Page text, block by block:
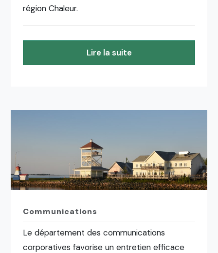
région Chaleur.
Lire la suite
Communications
Le département des communications
corporatives favorise un entretien efficace